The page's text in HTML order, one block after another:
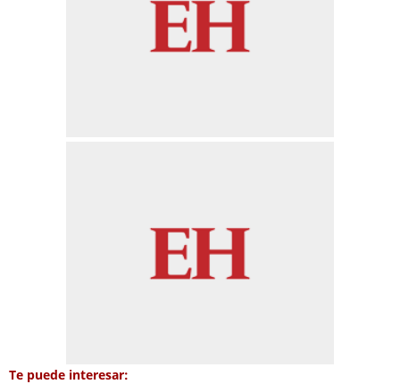
Te puede interesar: